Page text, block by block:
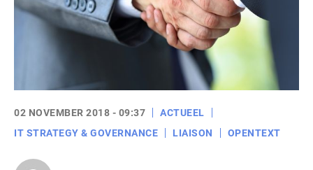
02 NOVEMBER 2018 - 09:37
ACTUEEL
IT STRATEGY & GOVERNANCE
LIAISON OPENTEXT